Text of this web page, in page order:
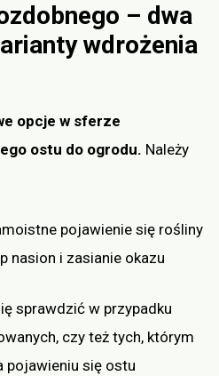
– dwa
wdrożenia
opcje w sferze
ostu do ogrodu. Należy
pojawienie się rośliny
nasion i zasianie okazu
sprawdzić w przypadku
czy też tych, którym
pojawieniu się ostu